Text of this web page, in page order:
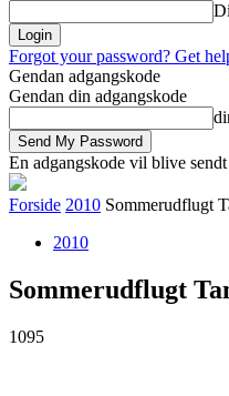
Forgot your password? Get
Gendan adgangskode
Gendan din adgangskode
En adgangskode vil blive
Forside 2010 Sommerudflugt
2010
Sommerudflugt
1095